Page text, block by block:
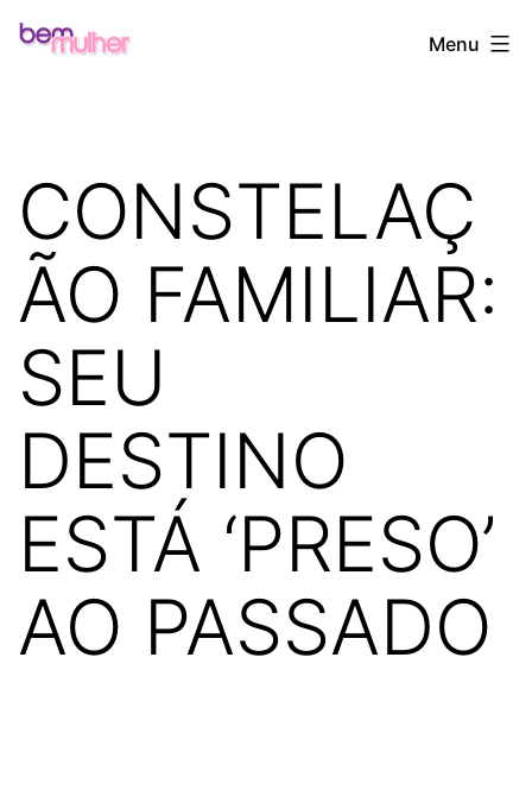
Pular
Bem
Menu
CONSTELAÇ
ÃO FAMILIAR:
SEU
DESTINO
ESTÁ ‘PRESO’
AO PASSADO